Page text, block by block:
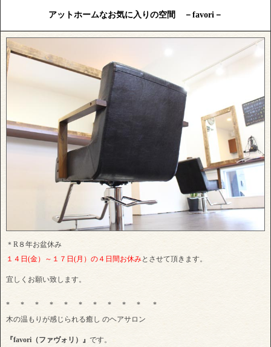
アットホームなお気に入りの空間 －favori－
＊R８年お盆休み
１４日(金）～１７日(月）の４日間お休みとさせて頂きます。
宜しくお願い致します。
* * * * * * * * * * *
木の温もりが感じられる癒し のヘアサロン
『favori（ファヴォリ）』 です。